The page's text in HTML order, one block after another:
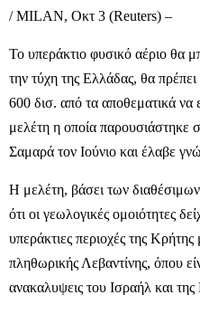
/ MILAN, Οκτ 3 (Reuters) –
Το υπεράκτιο φυσικό αέριο θα
την τύχη της Ελλάδας, θα
600 δισ. από τα αποθεματικά
μελέτη η οποία
Σαμαρά τον Ιούνιο και έλαβε
Η μελέτη, βάσει των διαθέσιμων
ότι οι γεωλογικές ομοιότητες
υπεράκτιες περιοχές της
πληθωρικής Λεβαντίνης, όπου
ανακαλυψεις του Ισραήλ και